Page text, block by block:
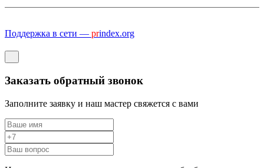
Поддержка в сети — prindex.org
Заказать обратный звонок
Заполните заявку и наш мастер свяжется с вами